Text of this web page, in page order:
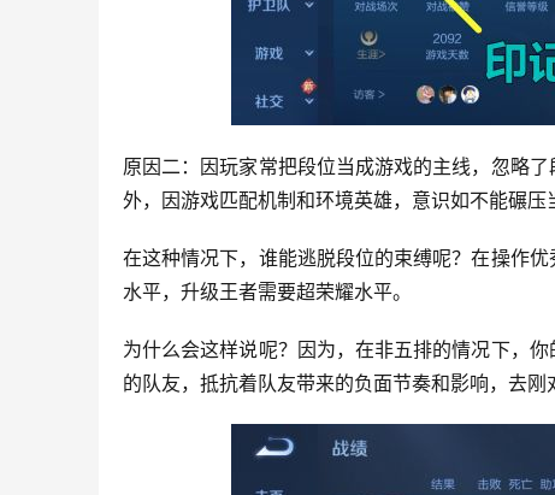
原因二：因玩家常把段位当成游戏的主线，忽略
外，因游戏匹配机制和环境英雄，意识如不能碾压
在这种情况下，谁能逃脱段位的束缚呢？在操作
水平，升级王者需要超荣耀水平。
为什么会这样说呢？因为，在非五排的情况下，
的队友，抵抗着队友带来的负面节奏和影响，去刚